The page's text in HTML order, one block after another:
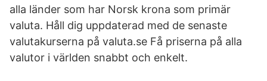
alla länder som har Norsk krona som primär
valuta. Håll dig uppdaterad med de senaste
valutakurserna på valuta.se Få priserna på alla
valutor i världen snabbt och enkelt.